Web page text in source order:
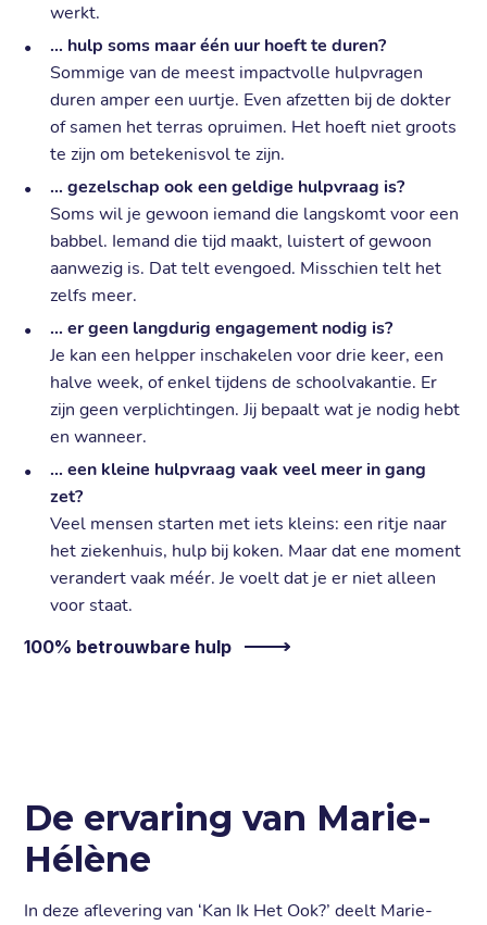
werkt.
… hulp soms maar één uur hoeft te duren?
Sommige van de meest impactvolle hulpvragen
duren amper een uurtje. Even afzetten bij de dokter
of samen het terras opruimen. Het hoeft niet groots
te zijn om betekenisvol te zijn.
… gezelschap ook een geldige hulpvraag is?
Soms wil je gewoon iemand die langskomt voor een
babbel. Iemand die tijd maakt, luistert of gewoon
aanwezig is. Dat telt evengoed. Misschien telt het
zelfs meer.
… er geen langdurig engagement nodig is?
Je kan een helpper inschakelen voor drie keer, een
halve week, of enkel tijdens de schoolvakantie. Er
zijn geen verplichtingen. Jij bepaalt wat je nodig hebt
en wanneer.
… een kleine hulpvraag vaak veel meer in gang
zet?
Veel mensen starten met iets kleins: een ritje naar
het ziekenhuis, hulp bij koken. Maar dat ene moment
verandert vaak méér. Je voelt dat je er niet alleen
voor staat.
100% betrouwbare hulp
De ervaring van Marie-
Hélène
In deze aflevering van ‘Kan Ik Het Ook?’ deelt Marie-